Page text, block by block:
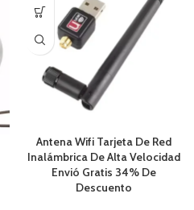
Antena Wifi Tarjeta De Red
Inalámbrica De Alta Velocidad
Envió Gratis 34% De
Descuento